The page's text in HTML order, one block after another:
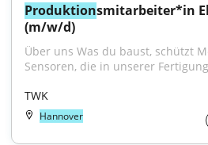
Produktionsmitarbeiter*in
(m/w/d)
Über uns Was du baust, schützt
Sensoren, die in unserer
TWK
Hannover